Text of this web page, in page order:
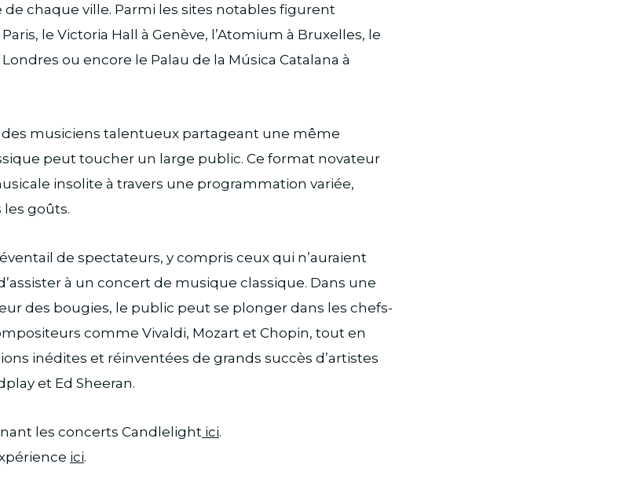
chaque ville. Parmi les sites notables figurent
le Victoria Hall à Genève, l’Atomium à Bruxelles, le
ou encore le Palau de la Música Catalana à
musiciens talentueux partageant une même
peut toucher un large public. Ce format novateur
insolite à travers une programmation variée,
goûts.
de spectateurs, y compris ceux qui n’auraient
à un concert de musique classique. Dans une
des bougies, le public peut se plonger dans les chefs-
comme Vivaldi, Mozart et Chopin, tout en
inédites et réinventées de grands succès d’artistes
et Ed Sheeran.
les concerts Candlelight ici.
ici.